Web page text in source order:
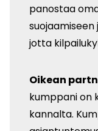
panostaa
jotta
Oikean
kumppani on
kannalta.